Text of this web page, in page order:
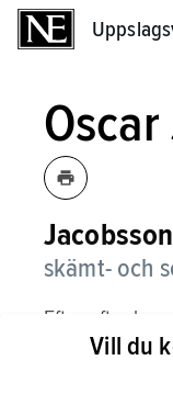
skämt- och
Efter
Göteborg
Vill du